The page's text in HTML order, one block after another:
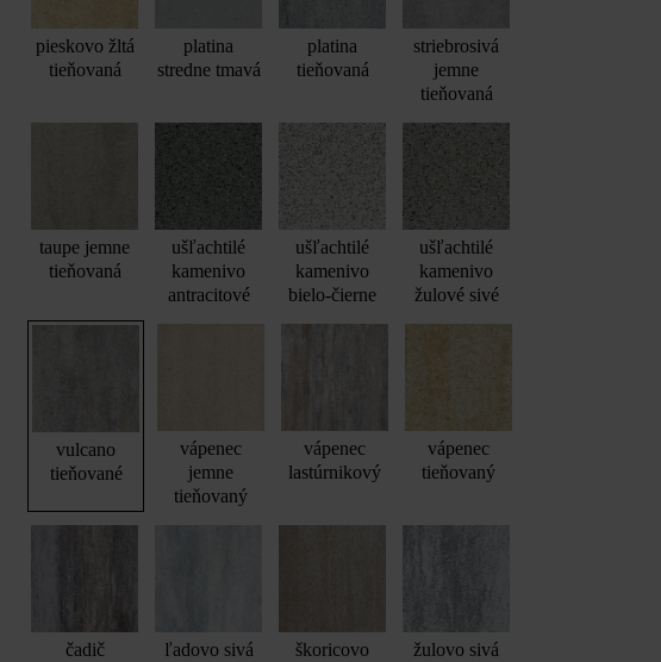
pieskovo žltá
tieňovaná
platina
stredne tmavá
platina
tieňovaná
striebrosivá
jemne
tieňovaná
taupe jemne
tieňovaná
ušľachtilé
kamenivo
antracitové
ušľachtilé
kamenivo
bielo-čierne
ušľachtilé
kamenivo
žulové sivé
vulcano
tieňované
vápenec
jemne
tieňovaný
vápenec
lastúrnikový
vápenec
tieňovaný
čadič
ľadovo sivá
škoricovo
žulovo sivá